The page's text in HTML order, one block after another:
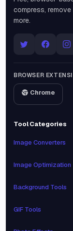
compress,
more.
BROWSER
Chrome
Tool Categories
Image Converters
Image Optimization
Background Tools
GIF Tools